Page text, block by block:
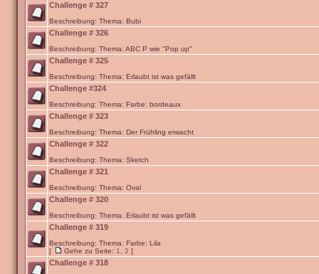
Challenge # 327
Beschreibung: Thema: Bubi
Challenge # 326
Beschreibung: Thema: ABC P wie "Pop up"
Challenge # 325
Beschreibung: Thema: Erlaubt ist was gefällt
Challenge #324
Beschreibung: Thema: Farbe: bordeaux
Challenge # 323
Beschreibung: Thema: Der Frühling erwacht
Challenge # 322
Beschreibung: Thema: Sketch
Challenge # 321
Beschreibung: Thema: Oval
Challenge # 320
Beschreibung: Thema: Erlaubt ist was gefällt
Challenge # 319
Beschreibung: Thema: Farbe: Lila
[
Gehe zu Seite: 1 2 ]
Challenge # 318